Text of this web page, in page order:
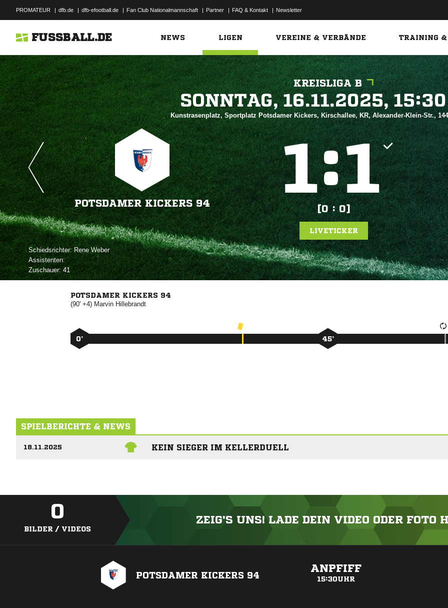
PROMATEUR | dfb.de | dfb-efootball.de | Fan Club Nationalmannschaft | Partner | FAQ & Kontakt | Newsletter
FUSSBALL.DE NEWS LIGEN VEREINE & VERBÄNDE TRAINING &
KREISLIGA B
 
Kunstrasenplatz, Sportplatz Potsdamer Kickers, Kirschallee, KR, Alexander-Klein-Str.,
POTSDAMER KICKERS 94
:
[0 : 0]
LIVETICKER
Schiedsrichter: 
Assistenten:
Zuschauer:41
POTSDAMER KICKERS 94
(90' +4) 
0’ 45’
SPIELBERICHTE & NEWS
18.11.2025 KEIN SIEGER IM KELLERDUELL
0
BILDER / VIDEOS
ZEIG'S UNS! LADE DEIN VIDEO ODER FOTO
POTSDAMER KICKERS 94
ANPFIFF
15:30UHR